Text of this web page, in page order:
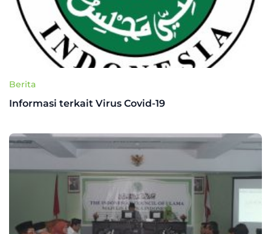
Berita
Informasi terkait Virus Covid-19